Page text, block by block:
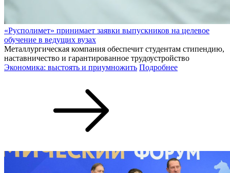
«Русполимет» принимает заявки выпускников на целевое
обучение в ведущих вузах
Металлургическая компания обеспечит студентам стипендию,
наставничество и гарантированное трудоустройство
Экономика: выстоять и приумножить Подробнее